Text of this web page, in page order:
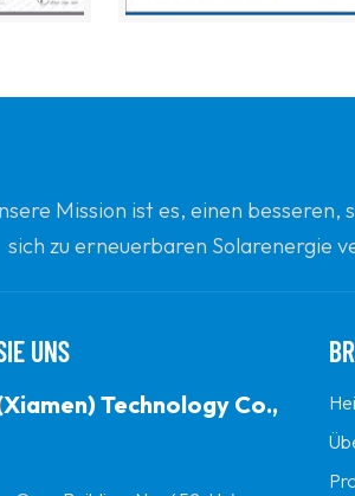
Mission ist es, einen
sich zu erneuerbaren Solarenergie
UNS
Technology Co.,